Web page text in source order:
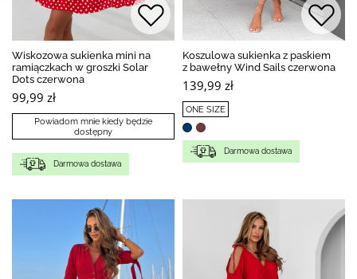
Wiskozowa sukienka mini na
ramiączkach w groszki Solar
Dots czerwona
99,99 zł
Powiadom mnie kiedy będzie
dostępny
Darmowa dostawa
Koszulowa sukienka z paskiem
z bawełny Wind Sails czerwona
139,99 zł
ONE SIZE
Darmowa dostawa